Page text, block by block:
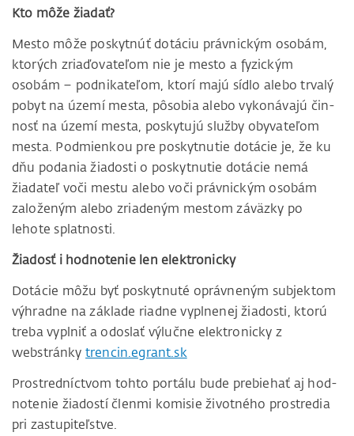
Kto môže žiadať?
Mesto môže poskytnúť dotá­ciu právnickým osobám,
kto­rých zriaďovateľom nie je mesto a fyzickým
osobám – podnika­teľom, ktorí majú sídlo alebo trvalý
pobyt na území mesta, pôsobia alebo vykonávajú čin­
nosť na území mesta, poskytujú služby obyvateľom
mesta. Pod­mienkou pre poskytnutie dotá­cie je, že ku
dňu podania žiados­ti o poskytnutie dotácie nemá
žiadateľ voči mestu alebo voči právnickým osobám
založeným alebo zriadeným mestom záväz­ky po
lehote splatnosti.
Žiadosť i hodnotenie len elektronicky
Dotácie môžu byť poskytnu­té oprávneným subjektom
výhradne na základe riadne vyplnenej žiadosti, ktorú
treba vyplniť a odoslať výlučne elektronicky z
webstránkytrencin.egrant.sk
Prostredníctvom tohto portálu bude prebiehať aj hod­
notenie žiadostí členmi komisie životného prostredia
pri zastupiteľstve.